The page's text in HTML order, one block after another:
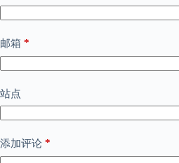
邮箱 *
站点
添加评论 *